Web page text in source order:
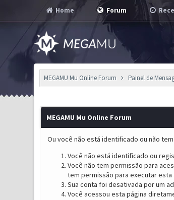
Home Forum
MEGAMU Mu Online Forum Painel de
MEGAMU Mu Online Forum
Ou você não está identificado ou não
Você não está identificado ou
Você não tem permissão para
tem permissão para executar esta
Sua conta foi desativada por um
Você acessou esta página